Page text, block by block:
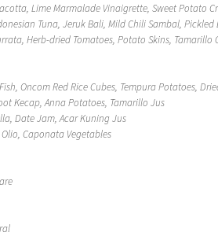
Lime Marmalade Vinaigrette, Sweet Potato
Tuna, Jeruk Bali, Mild Chili Sambal,
Herb-dried Tomatoes, Potato Skins, Tamarillo
Oncom Red Rice Cubes, Tempura Potatoes,
Kecap, Anna Potatoes, Tamarillo Jus
Date Jam, Acar Kuning Jus
Caponata Vegetables